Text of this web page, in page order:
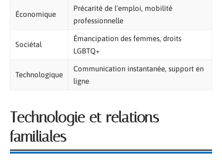
Économique
Précarité de l’emploi, mobilité
professionnelle
Sociétal
Émancipation des femmes, droits
LGBTQ+
Technologique
Communication instantanée, support en
ligne
Technologie et relations
familiales